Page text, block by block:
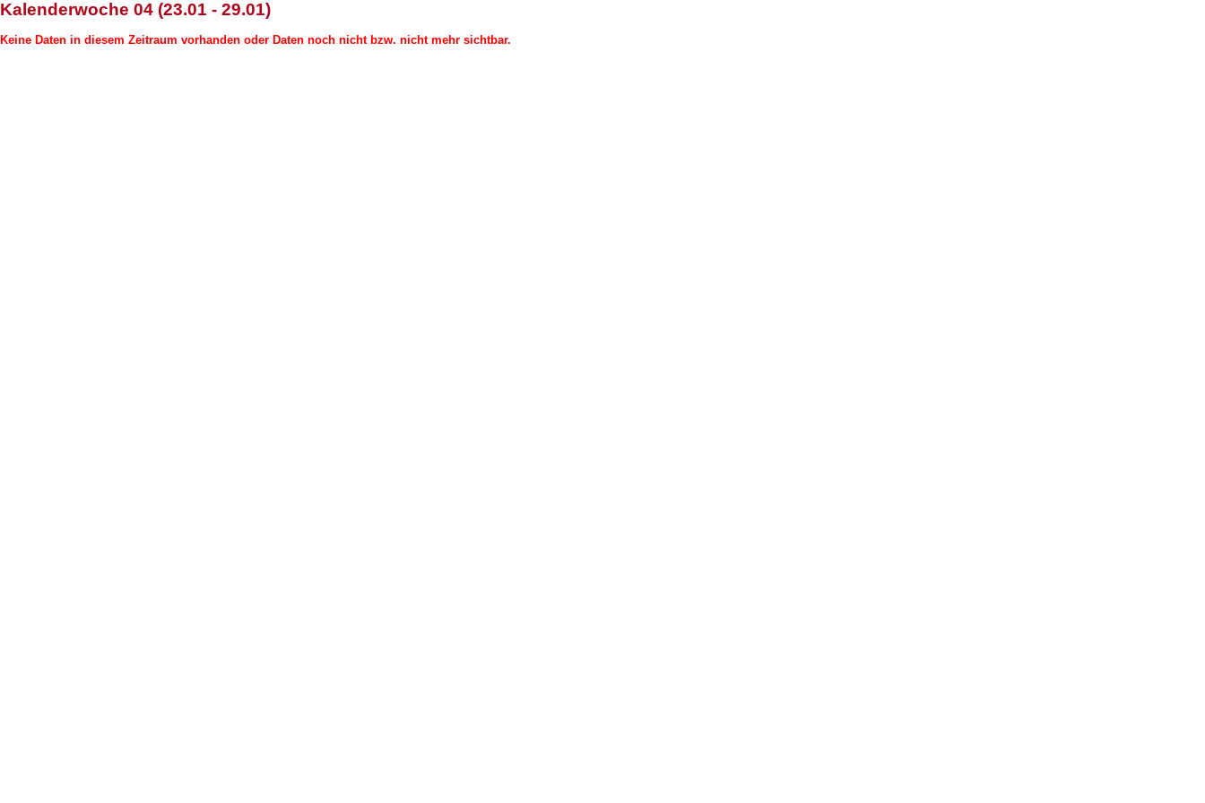
Kalenderwoche 04 (23.01 - 29.01)
Keine Daten in diesem Zeitraum vorhanden oder Daten noch nicht bzw. nicht mehr sichtbar.